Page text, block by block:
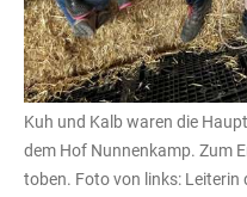
Kuh und Kalb waren die
dem Hof Nunnenkamp. Zum
toben. Foto von links: Leiterin